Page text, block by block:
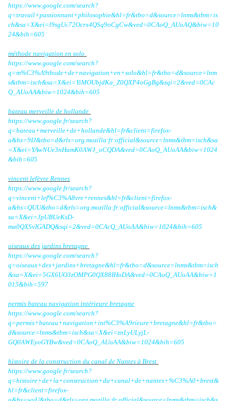
https://www.google.com/search?
q=travail+passionnant+philosophie&hl=fr&tbo=d&source=lnms&tbm=is
ch&sa=X&ei=l9sgUc72Ocrx4QSq9oCgCw&ved=0CAoQ_AUoAQ&biw=10
24&bih=605
méthode navigation en solo
https://www.google.com/search?
q=m%C3%A9thode+de+navigation+en+solo&hl=fr&tbo=d&source=lnm
s&tbm=isch&sa=X&ei=YiMOUbjdKa_Z0QXP4oGgBg&sqi=2&ved=0CAc
Q_AUoAA&biw=1024&bih=605
bateau merveille de hollande
https://www.google.fr/search?
q=bateau+merveille+de+hollande&hl=fr&client=firefox-
a&hs=9IJ&tbo=d&rls=org.mozilla:fr:official&source=lnms&tbm=isch&sa
=X&ei=YAwNUe3nHamK0AWJ_oCQDA&ved=0CAoQ_AUoAA&biw=1024
&bih=605
vincent lefèvre Rennes
https://www.google.fr/search?
q=vincent+lef%C3%A8vre+rennes&hl=fr&client=firefox-
a&hs=QUU&tbo=d&rls=org.mozilla:fr:official&source=lnms&tbm=isch&
sa=X&ei=JpUBUeKsD-
ma0QXSvIGADQ&sqi=2&ved=0CAcQ_AUoAA&biw=1024&bih=605
oiseaux des jardins bretagne
https://www.google.com/search?
q=oiseaux+des+jardins+bretagne&hl=fr&tbo=d&source=lnms&tbm=isch
&sa=X&ei=5GX6UO3zOMPG0QX88IHoDA&ved=0CAoQ_AUoAA&biw=1
015&bih=597
permis bateau navigation intérieure bretagne
https://www.google.com/search?
q=permis+bateau+navigation+int%C3%A9rieure+bretagne&hl=fr&tbo=
d&source=lnms&tbm=isch&sa=X&ei=znLyULyjL-
GQ0AWEyoGYBw&ved=0CAoQ_AUoAA&biw=1024&bih=605
histoire de la construction du canal de Nantes à Brest
https://www.google.fr/search?
q=histoire+de+la+construction+du+canal+de+nantes+%C3%A0+brest&
hl=fr&client=firefox-